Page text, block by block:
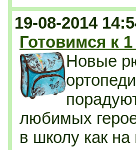
19-08-2014
Готовимся к
Новые
любимых
в школу как на